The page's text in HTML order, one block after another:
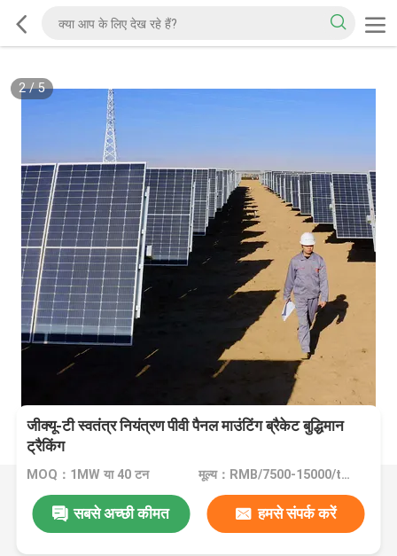
2/5
जीक्यू-टी स्वतंत्र नियंत्रण पीवी पैनल माउंटिंग ब्रैकेट बुद्धिमान
ट्रैकिंग
MOQ：1MW या 40 टन मूल्य：RMB/7500-15000/tons
सबसे अच्छी कीमत हमसे संपर्क करें